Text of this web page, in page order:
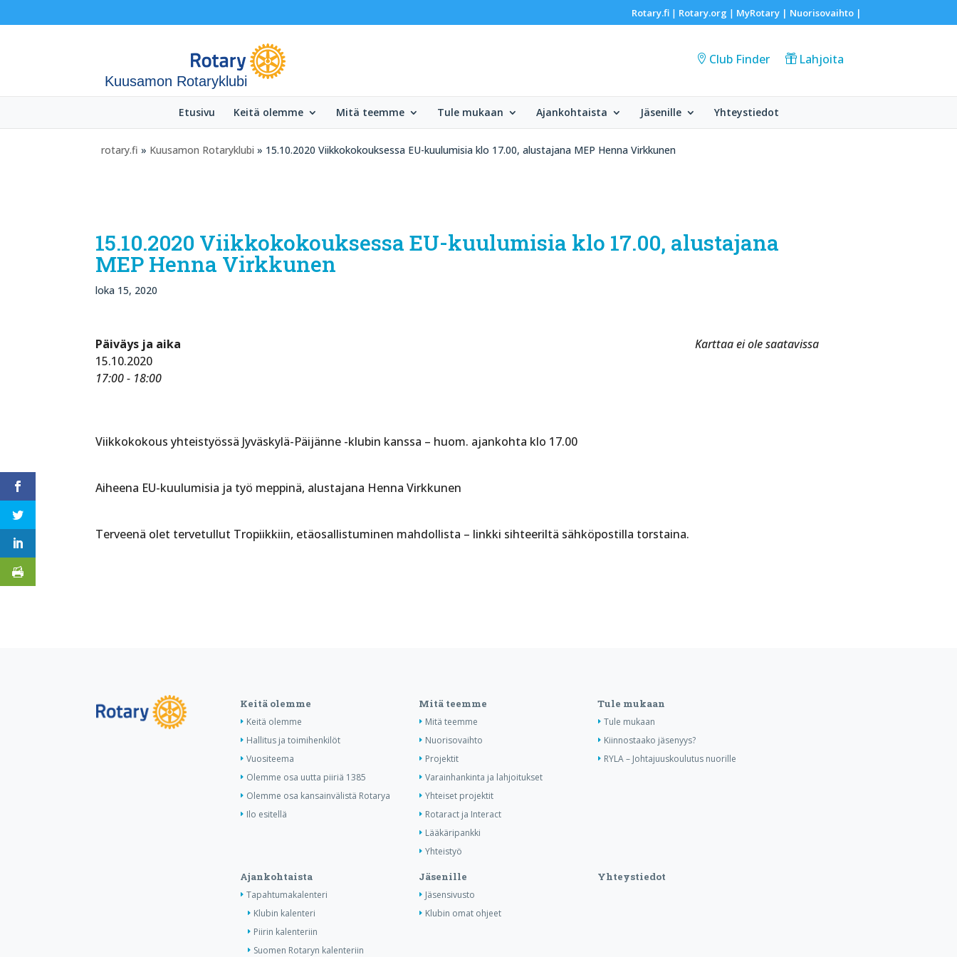
Rotary.fi| Rotary.org | MyRotary | Nuorisovaihto|
Kuusamon Rotaryklubi
Club Finder Lahjoita
Etusivu Keitä olemme Mitä teemme Tule mukaan Ajankohtaista Jäsenille Yhteystiedot
rotary.fi » Kuusamon Rotaryklubi » 15.10.2020 Viikkokokouksessa EU-kuulumisia klo 17.00, alustajana MEP Henna Virkkunen
15.10.2020 Viikkokokouksessa EU-kuulumisia klo 17.00, alustajana
MEP Henna Virkkunen
loka 15, 2020
Karttaa ei ole saatavissa
Päiväys ja aika
15.10.2020
17:00 - 18:00
Viikkokokous yhteistyössä Jyväskylä-Päijänne -klubin kanssa – huom. ajankohta klo 17.00
Aiheena EU-kuulumisia ja työ meppinä, alustajana Henna Virkkunen
Terveenä olet tervetullut Tropiikkiin, etäosallistuminen mahdollista – linkki sihteeriltä sähköpostilla torstaina.
Keitä olemme
Keitä olemme
Hallitus ja toimihenkilöt
Vuositeema
Olemme osa uutta piiriä 1385
Olemme osa kansainvälistä Rotarya
Ilo esitellä
Mitä teemme
Mitä teemme
Nuorisovaihto
Projektit
Varainhankinta ja lahjoitukset
Yhteiset projektit
Rotaract ja Interact
Lääkäripankki
Yhteistyö
Tule mukaan
Tule mukaan
Kiinnostaako jäsenyys?
RYLA – Johtajuuskoulutus nuorille
Ajankohtaista
Tapahtumakalenteri
Klubin kalenteri
Piirin kalenteriin
Suomen Rotaryn kalenteriin
Jäsenille
Jäsensivusto
Klubin omat ohjeet
Yhteystiedot